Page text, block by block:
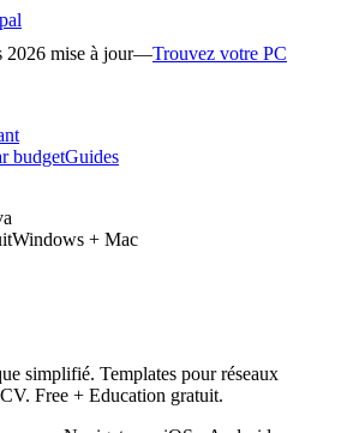
2026 mise à jour—Trouvez votre PC
budgetGuides
Windows + Mac
simplifié. Templates pour réseaux
Free + Education gratuit.